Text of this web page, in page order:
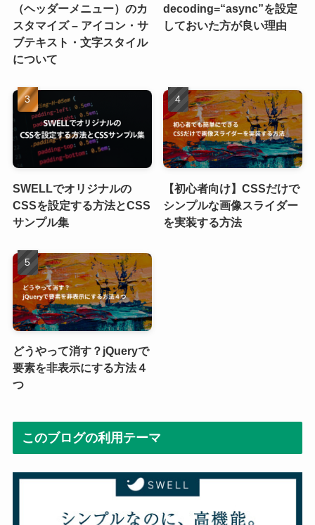
（ヘッダーメニュー）のカ
スタマイズ – アイコン・サ
ブテキスト・文字スタイル
について
decoding=“async”を設定
しておいた方が良い理由
SWELLでオリジナルの
CSSを設定する方法とCSS
サンプル集
【初心者向け】CSSだけで
シンプルな画像スライダー
を実装する方法
どうやって消す？jQueryで
要素を非表示にする方法４
つ
このブログの利用テーマ